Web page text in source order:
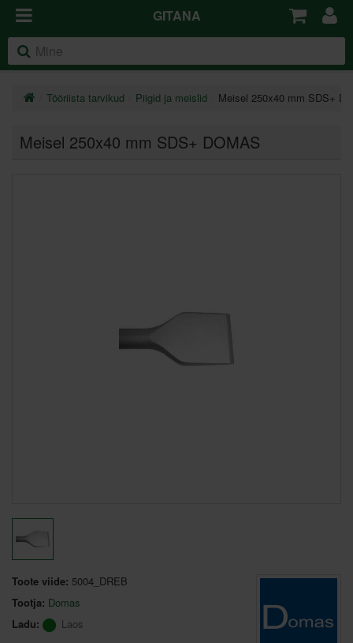
GITANA
Tööriista tarvikud Piigid ja meislid Meisel 250x40 mm SDS+
Meisel 250x40 mm SDS+ DOMAS
Toote viide: 5004_DREB
Tootja: Domas
Ladu:
Laos